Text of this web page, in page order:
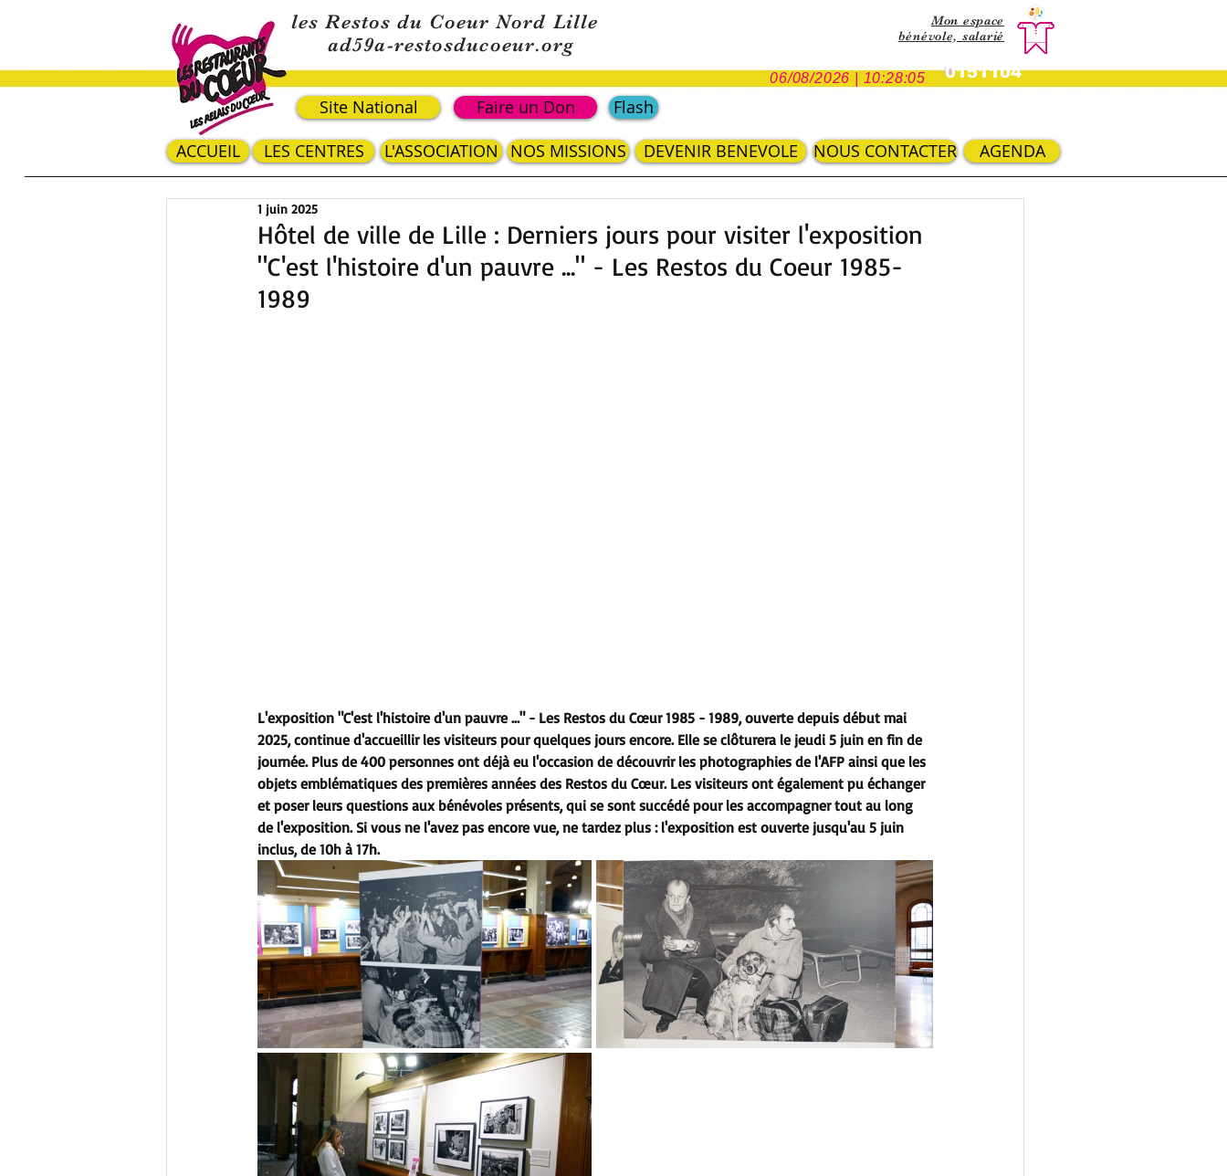
les Restos du Coeur Nord Lille
Faire un Don Flash
Mon espace
bénévole, salarié
0151104
ad59a-restosducoeur.org
06/08/2026 | 10:28:05
Site National
ACCUEIL
DEVENIR BENEVOLE
LES CENTRES NOS MISSIONS
L'ASSOCIATION AGENDA
NOUS CONTACTER
Hôtel de ville de Lille : Derniers jours pour visiter l'exposition
"C'est l'histoire d'un pauvre ..." - Les Restos du Coeur 1985-
1989
1 juin 2025
L'exposition "C'est l'histoire d'un pauvre ..." - Les Restos du Cœur 1985 - 1989, ouverte depuis début mai
2025, continue d'accueillir les visiteurs pour quelques jours encore. Elle se clôturera le jeudi 5 juin en fin de
journée. Plus de 400 personnes ont déjà eu l'occasion de découvrir les photographies de l'AFP ainsi que les
objets emblématiques des premières années des Restos du Cœur. Les visiteurs ont également pu échanger
et poser leurs questions aux bénévoles présents, qui se sont succédé pour les accompagner tout au long
de l'exposition. Si vous ne l'avez pas encore vue, ne tardez plus : l'exposition est ouverte jusqu'au 5 juin
inclus, de 10h à 17h.